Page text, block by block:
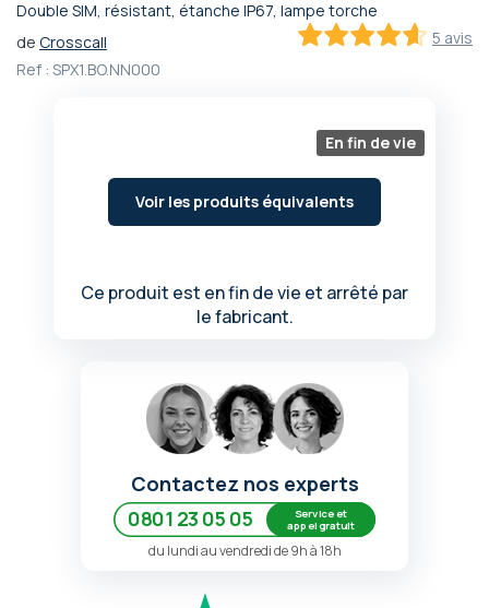
Double SIM, résistant, étanche IP67, lampe torche
5 avis
de Crosscall
Ref : SPX1.BO.NN000
En fin de vie
Voir les produits équivalents
Ce produit est en fin de vie et arrêté par
le fabricant.
Passer
au
début
Contactez nos experts
0801 23 05 05
Service et
appel gratuit
du lundi au vendredi de 9h à 18h